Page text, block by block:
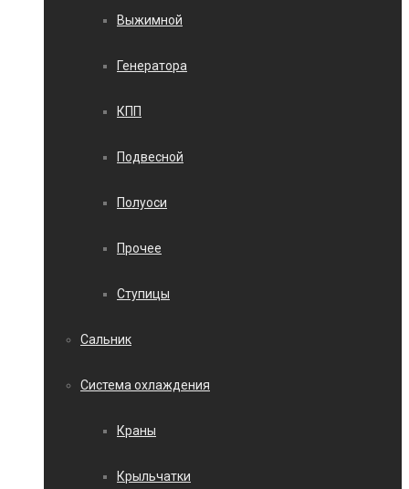
Выжимной
Генератора
КПП
Подвесной
Полуоси
Прочее
Ступицы
Сальник
Система охлаждения
Краны
Крыльчатки